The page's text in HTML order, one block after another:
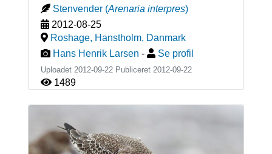
Stenvender (Arenaria interpres)
2012-08-25
Roshage, Hanstholm, Danmark
Hans Henrik Larsen - Se profil
Uploadet 2012-09-22 Publiceret 2012-09-22
1489